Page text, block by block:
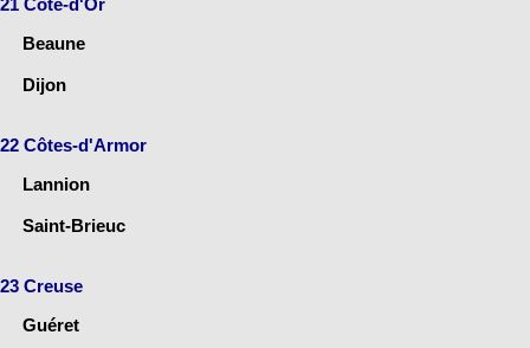
21 Côte-d'Or
Beaune
Dijon
22 Côtes-d'Armor
Lannion
Saint-Brieuc
23 Creuse
Guéret